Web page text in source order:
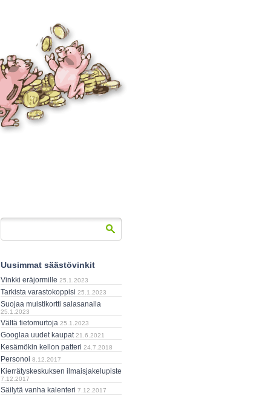
Uusimmat säästövinkit
Vinkki eräjormille 25.1.2023
Tarkista varastokoppisi 25.1.2023
Suojaa muistikortti salasanalla
25.1.2023
Vältä tietomurtoja 25.1.2023
Googlaa uudet kaupat 21.6.2021
Kesämökin kellon patteri 24.7.2018
Personoi 8.12.2017
Kierrätyskeskuksen ilmaisjakelupiste
7.12.2017
Säilytä vanha kalenteri 7.12.2017